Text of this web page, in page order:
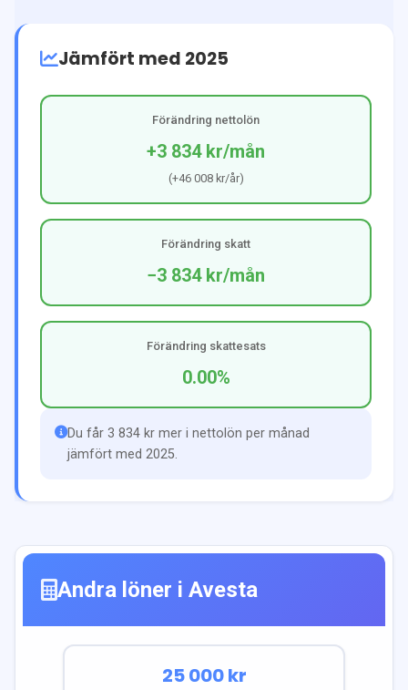
Jämfört med 2025
Förändring nettolön
+3 834 kr/mån
(+46 008 kr/år)
Förändring skatt
−3 834 kr/mån
Förändring skattesats
0.00%
Du får 3 834 kr mer i nettolön per månad
jämfört med 2025.
Andra löner i Avesta
25 000kr